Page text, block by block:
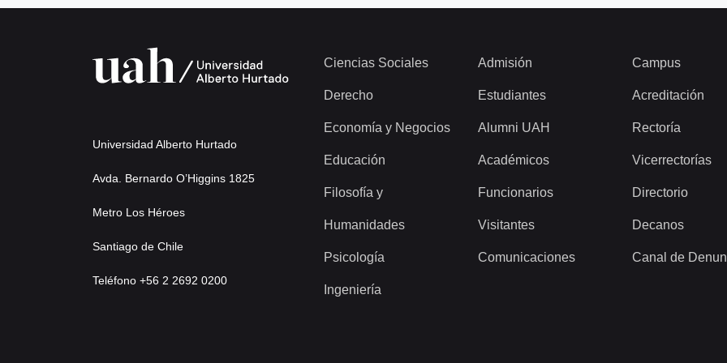
Universidad Alberto Hurtado
Avda. Bernardo O’Higgins 1825
Metro Los Héroes
Santiago de Chile
Teléfono +56 2 2692 0200
Ciencias Sociales
Derecho
Economía y Negocios
Educación
Filosofía y
Humanidades
Psicología
Ingeniería
Admisión
Estudiantes
Alumni UAH
Académicos
Funcionarios
Visitantes
Comunicaciones
Campus
Acreditación
Rectoría
Vicerrectorías
Directorio
Decanos
Canal de